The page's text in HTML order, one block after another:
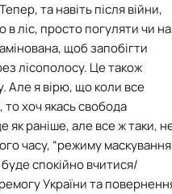
та навіть після війни,
ліс, просто погуляти чи на
щоб запобігти
лісополосу. Це також
Але я вірю, що коли все
хоч якась свобода
як раніше, але все ж таки,
часу, “режиму
спокійно вчитися/
України та